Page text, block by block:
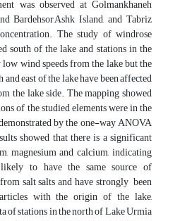
was observed at Golmankhaneh
Bardehsor,Ashk Island, and Tabriz
The study of windrose
south of the lake and stations in the
wind speeds from the lake but the
east of the lake have been affected
the lake side. The mapping showed
of the studied elements were in the
by the one-way ANOVA
showed that there is a significant
magnesium and calcium, indicating
to have the same source of
salt salts and have strongly been
with the origin of the lake,
of stations in the north of Lake Urmia